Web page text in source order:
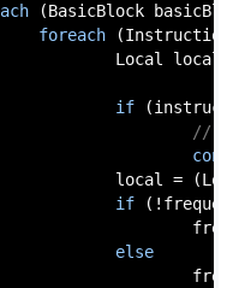
(BasicBlock
foreach
if
//
if
else